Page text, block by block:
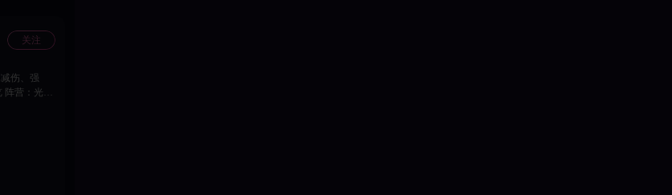
关注
伤、强